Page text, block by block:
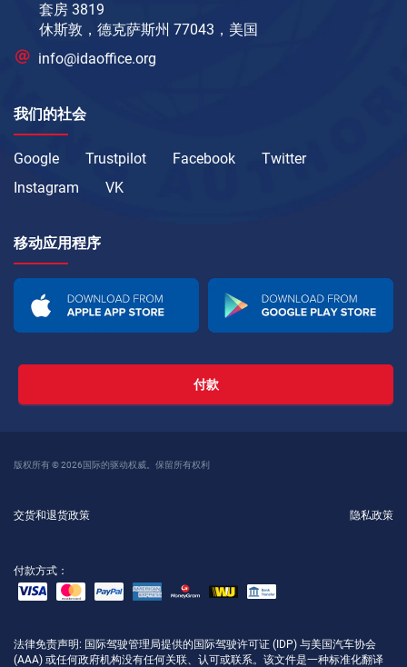
套房 3819
休斯敦，德克萨斯州 77043，美国
info@idaoffice.org
我们的社会
Google Trustpilot Facebook
Twitter
Instagram
VK
移动应用程序
付款
版权所有 © 2026国际的驱动权威。保留所有权利
交货和退货政策 隐私政策
付款方式：
法律免责声明: 国际驾驶管理局提供的国际驾驶许可证 (IDP) 与美国汽车协会
(AAA) 或任何政府机构没有任何关联、认可或联系。该文件是一种标准化翻译